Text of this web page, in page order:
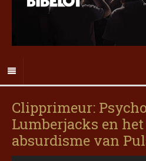
Clipprimeur:
Lumberjacks en
absurdisme van